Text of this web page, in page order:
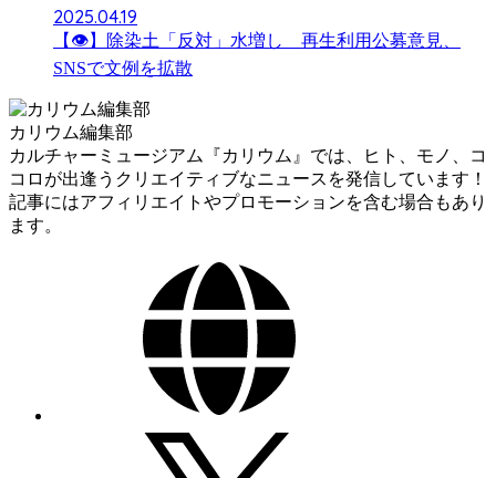
2025.04.19
【👁】除染土「反対」水増し 再生利用公募意見、
SNSで文例を拡散
カリウム編集部
カルチャーミュージアム『カリウム』では、ヒト、モノ、コ
コロが出逢うクリエイティブなニュースを発信しています！
記事にはアフィリエイトやプロモーションを含む場合もあり
ます。